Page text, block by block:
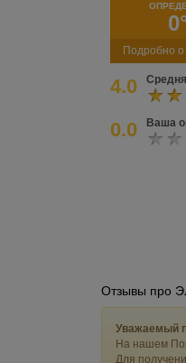
Подробно о
4.0
0.0 Ваша
Отзывы про
Уважаемый
На нашем
Для